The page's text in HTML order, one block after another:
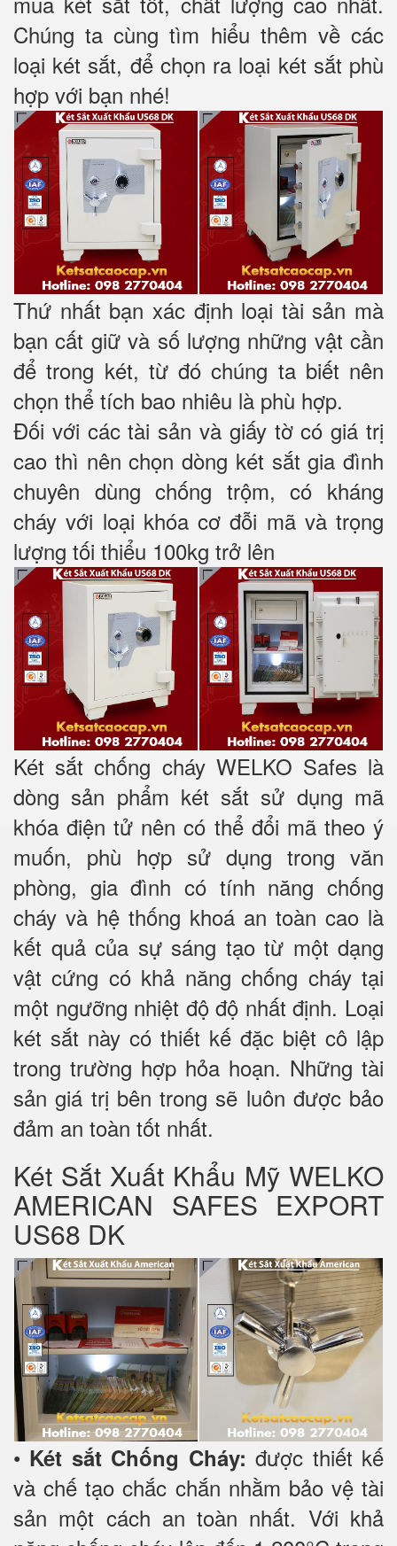
Chúng ta cùng tìm hiểu thêm về các
loại két sắt, để chọn ra loại két sắt phù
hợp với bạn nhé!
Thứ nhất bạn xác định loại tài sản mà
bạn cất giữ và số lượng những vật cần
để trong két, từ đó chúng ta biết nên
chọn thể tích bao nhiêu là phù hợp.
Đối với các tài sản và giấy tờ có giá trị
cao thì nên chọn dòng két sắt gia đình
chuyên dùng chống trộm, có kháng
cháy với loại khóa cơ đỗi mã và trọng
lượng tối thiểu 100kg trở lên
Két sắt chống cháy WELKO Safes là
dòng sản phẩm két sắt sử dụng mã
khóa điện tử nên có thể đổi mã theo ý
muốn, phù hợp sử dụng trong văn
phòng, gia đình có tính năng chống
cháy và hệ thống khoá an toàn cao là
kết quả của sự sáng tạo từ một dạng
vật cứng có khả năng chống cháy tại
một ngưỡng nhiệt độ độ nhất định. Loại
két sắt này có thiết kế đặc biệt cô lập
trong trường hợp hỏa hoạn. Những tài
sản giá trị bên trong sẽ luôn được bảo
đảm an toàn tốt nhất.
Két Sắt Xuất Khẩu Mỹ WELKO
AMERICAN SAFES EXPORT
US68 DK
• Két sắt Chống Cháy: được thiết kế
và chế tạo chắc chắn nhằm bảo vệ tài
sản một cách an toàn nhất. Với khả